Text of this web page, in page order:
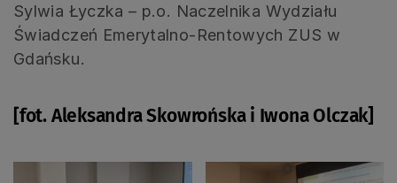
Sylwia Łyczka – p.o. Naczelnika Wydziału
Świadczeń Emerytalno-Rentowych ZUS w
Gdańsku.
[fot. Aleksandra Skowrońska i Iwona Olczak]